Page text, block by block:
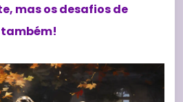
mas os desafios de